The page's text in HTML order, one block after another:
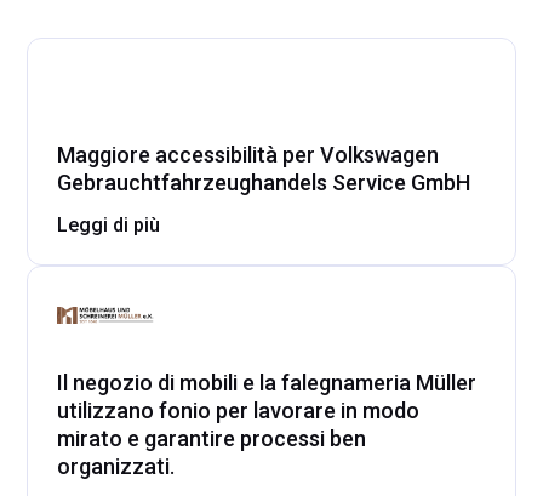
Maggiore accessibilità per Volkswagen
Gebrauchtfahrzeughandels Service GmbH
Leggi di più
Il negozio di mobili e la falegnameria Müller
utilizzano fonio per lavorare in modo
mirato e garantire processi ben
organizzati.